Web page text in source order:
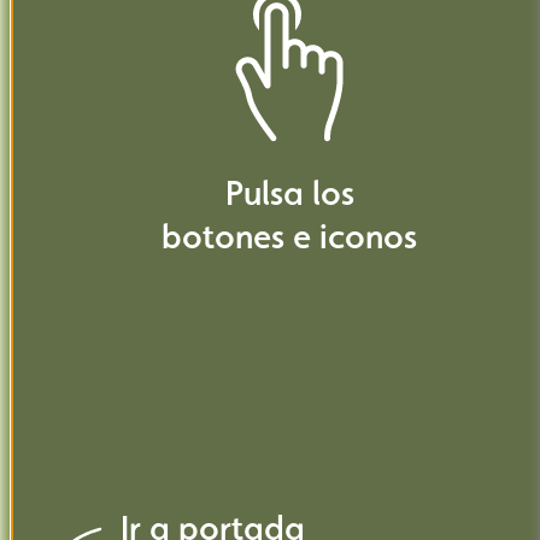
venado
Pulsa los
botones e iconos
Ir a portada